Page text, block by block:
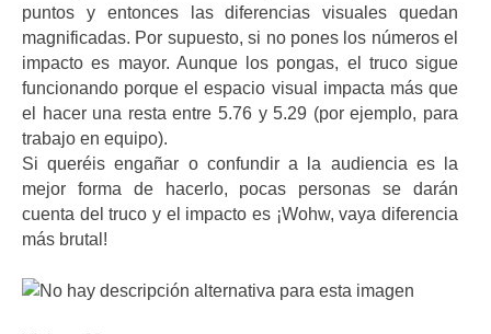
puntos y entonces las diferencias visuales quedan
magnificadas. Por supuesto, si no pones los números el
impacto es mayor. Aunque los pongas, el truco sigue
funcionando porque el espacio visual impacta más que
el hacer una resta entre 5.76 y 5.29 (por ejemplo, para
trabajo en equipo).
Si queréis engañar o confundir a la audiencia es la
mejor forma de hacerlo, pocas personas se darán
cuenta del truco y el impacto es ¡Wohw, vaya diferencia
más brutal!